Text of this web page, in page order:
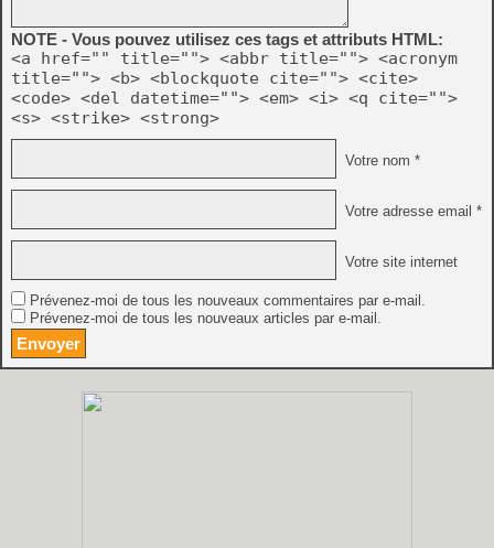
NOTE - Vous pouvez utilisez ces tags et attributs HTML:
<a href="" title=""> <abbr title=""> <acronym
title=""> <b> <blockquote cite=""> <cite>
<code> <del datetime=""> <em> <i> <q cite="">
<s> <strike> <strong>
Votre nom *
Votre adresse email *
Votre site internet
Prévenez-moi de tous les nouveaux commentaires par e-mail.
Prévenez-moi de tous les nouveaux articles par e-mail.